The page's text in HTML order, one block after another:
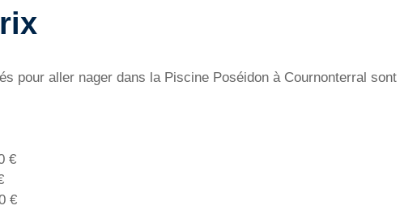
pour aller nager dans la Piscine Poséidon à Cournonterral
€
€